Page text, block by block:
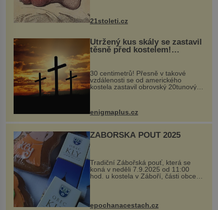
nohou, a způsobuje bole...
21stoleti.cz
Utržený kus skály se zastavil
těsně před kostelem!
Ochránila ho boží síla?
30 centimetrů! Přesně v takové
vzdálenosti se od amerického
kostela zastavil obrovský 20tunový
...
enigmaplus.cz
ZÁBOŘSKÁ POUŤ 2025
Tradiční Zábořská pouť, která se
koná v neděli 7.9.2025 od 11:00
hod. u kostela v Záboří, části obce
Kly u Mělníka. V programu naleznete
komentovanou prohlídku kostela,
epochanacestach.cz